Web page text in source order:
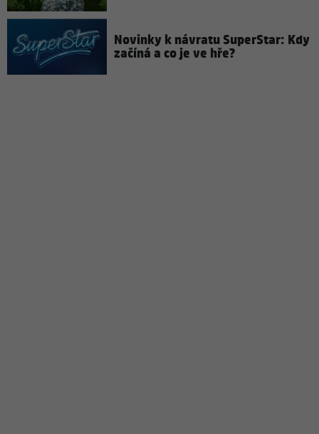
Novinky k návratu SuperStar: Kdy
začíná a co je ve hře?